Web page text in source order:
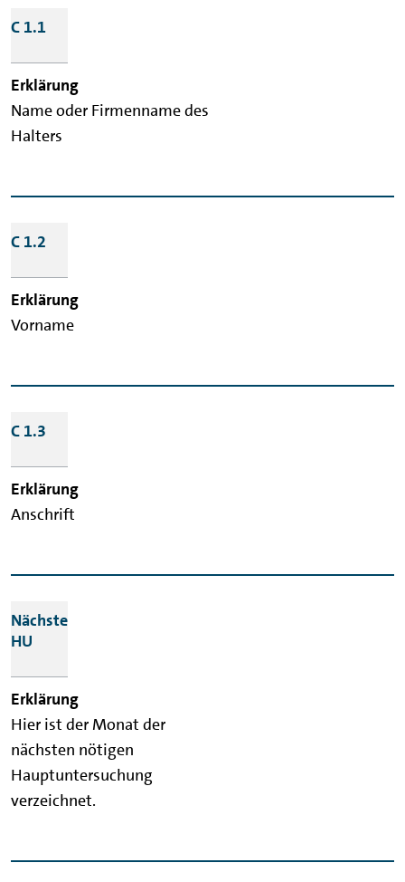
C 1.1
Name oder Firmenname des
Halters
C 1.2
Vorname
C 1.3
Anschrift
Nächste
HU
Hier ist der Monat der
nächsten nötigen
Hauptuntersuchung
verzeichnet.